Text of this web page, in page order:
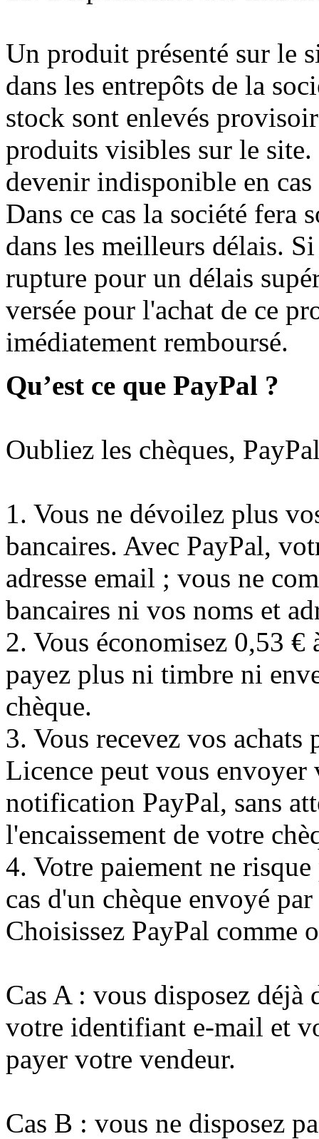
Un produit présenté sur le
dans les entrepôts de la
stock sont enlevés
produits visibles sur le
devenir indisponible en cas
Dans ce cas la société fera
dans les meilleurs délais.
rupture pour un délais
versée pour l'achat de ce
imédiatement remboursé.
Qu’est ce que PayPal ?
Oubliez les chèques,
1. Vous ne dévoilez plus
bancaires. Avec PayPal,
adresse email ; vous ne
bancaires ni vos noms et
2. Vous économisez 0,53 €
payez plus ni timbre ni
chèque.
3. Vous recevez vos
Licence peut vous envoyer
notification PayPal, sans
l'encaissement de votre
4. Votre paiement ne
cas d'un chèque envoyé
Choisissez PayPal comme
Cas A : vous disposez déjà
votre identifiant e-mail et
payer votre vendeur.
Cas B : vous ne disposez